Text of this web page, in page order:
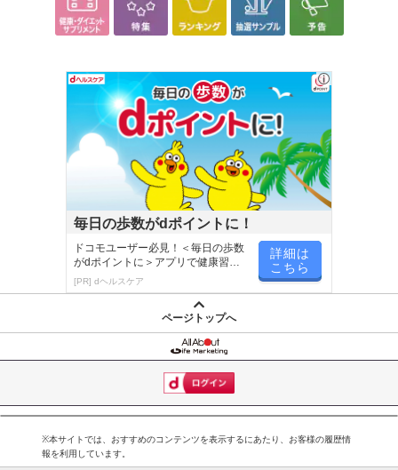
毎日の歩数がdポイントに！
ドコモユーザー必見！＜毎日の歩数
がdポイントに＞アプリで健康習慣
が楽しく続く
[PR] dヘルスケア
詳細は
こちら
ページトップへ
※本サイトでは、おすすめのコンテンツを表示するにあたり、お客様の履歴情
報を利用しています。